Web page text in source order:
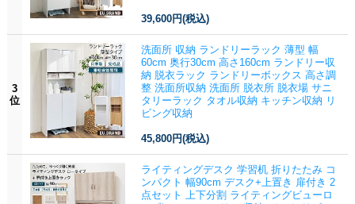
39,600円(税込)
3
位
洗面所 収納 ランドリーラック 薄型 幅
60cm 奥行30cm 高さ160cm ランドリー収
納 脱衣ラック ランドリーボックス 高さ調
整 洗面所収納 洗面所 脱衣所 脱衣場 サニ
タリーラック タオル収納 キッチン収納 リ
ビング収納
45,800円(税込)
ライティングデスク 学習机 折りたたみ コ
ンパクト 幅90cm デスク+上置き 扉付き 2
点セット 上下分割 ライティングビューロ